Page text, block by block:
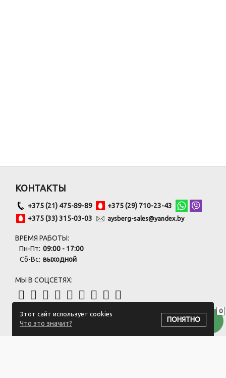
0
Этот сайт использует cookies
Что это значит?
ПОНЯТНО
КОНТАКТЫ
+375 (21) 475-89-89
+375 (29) 710-23-43
+375 (33) 315-03-03
aysberg-sales@yandex.by
ВРЕМЯ РАБОТЫ:
Пн-Пт: 09:00 - 17:00
Сб-Вс: выходной
МЫ В СОЦСЕТЯХ:
ПОДПИСАТЬСЯ НА РАССЫЛКУ